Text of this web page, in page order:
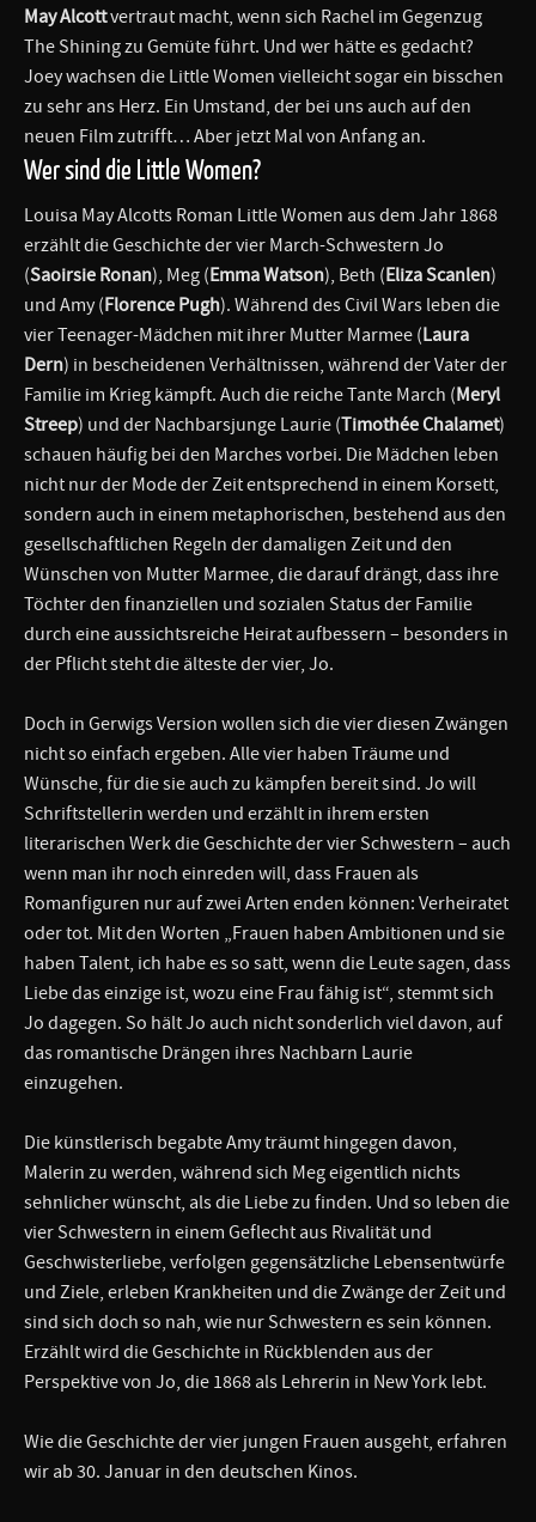
May Alcottvertraut macht, wenn sich Rachel im Gegenzug
The Shining zu Gemüte führt. Und wer hätte es gedacht?
Joey wachsen die Little Women vielleicht sogar ein bisschen
zu sehr ans Herz. Ein Umstand, der bei uns auch auf den
neuen Film zutrifft… Aber jetzt Mal von Anfang an.
Wer sind die Little Women?
Louisa May Alcotts Roman Little Women aus dem Jahr 1868
erzählt die Geschichte der vier March-Schwestern Jo
(Saoirsie Ronan), Meg (Emma Watson), Beth (Eliza Scanlen)
und Amy (Florence Pugh). Während des Civil Wars leben die
vier Teenager-Mädchen mit ihrer Mutter Marmee (Laura
Dern) in bescheidenen Verhältnissen, während der Vater der
Familie im Krieg kämpft. Auch die reiche Tante March (Meryl
Streep) und der Nachbarsjunge Laurie (Timothée Chalamet)
schauen häufig bei den Marches vorbei. Die Mädchen leben
nicht nur der Mode der Zeit entsprechend in einem Korsett,
sondern auch in einem metaphorischen, bestehend aus den
gesellschaftlichen Regeln der damaligen Zeit und den
Wünschen von Mutter Marmee, die darauf drängt, dass ihre
Töchter den finanziellen und sozialen Status der Familie
durch eine aussichtsreiche Heirat aufbessern – besonders in
der Pflicht steht die älteste der vier, Jo.
Doch in Gerwigs Version wollen sich die vier diesen Zwängen
nicht so einfach ergeben. Alle vier haben Träume und
Wünsche, für die sie auch zu kämpfen bereit sind. Jo will
Schriftstellerin werden und erzählt in ihrem ersten
literarischen Werk die Geschichte der vier Schwestern – auch
wenn man ihr noch einreden will, dass Frauen als
Romanfiguren nur auf zwei Arten enden können: Verheiratet
oder tot. Mit den Worten „Frauen haben Ambitionen und sie
haben Talent, ich habe es so satt, wenn die Leute sagen, dass
Liebe das einzige ist, wozu eine Frau fähig ist“, stemmt sich
Jo dagegen. So hält Jo auch nicht sonderlich viel davon, auf
das romantische Drängen ihres Nachbarn Laurie
einzugehen.
Die künstlerisch begabte Amy träumt hingegen davon,
Malerin zu werden, während sich Meg eigentlich nichts
sehnlicher wünscht, als die Liebe zu finden. Und so leben die
vier Schwestern in einem Geflecht aus Rivalität und
Geschwisterliebe, verfolgen gegensätzliche Lebensentwürfe
und Ziele, erleben Krankheiten und die Zwänge der Zeit und
sind sich doch so nah, wie nur Schwestern es sein können.
Erzählt wird die Geschichte in Rückblenden aus der
Perspektive von Jo, die 1868 als Lehrerin in New York lebt.
Wie die Geschichte der vier jungen Frauen ausgeht, erfahren
wir ab 30. Januar in den deutschen Kinos.